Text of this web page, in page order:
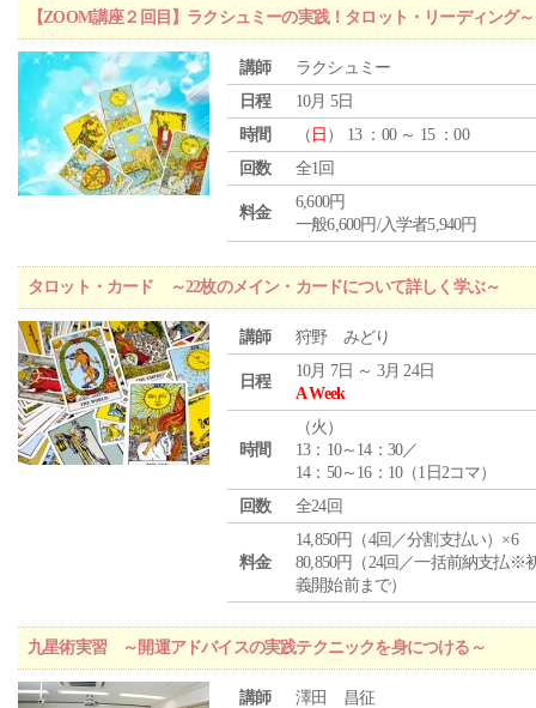
【ZOOM講座２回目】ラクシュミーの実践！タロット・リーディング
講師
ラクシュミー
日程
10月 5日
時間
（ 日 ） 13 ：00 ～ 15 ：00
回数
全1回
料金
6,600円
一般6,600円/入学者5,940円
タロット・カード ～22枚のメイン・カードについて詳しく学ぶ～
講師 狩野 みどり
日程
10月 7日 ～ 3月 24日
A Week
時間
（火 ）
13：10～14：30／
14：50～16：10（1日2コマ）
回数
全24回
料金
14,850円（4回／分割支払い）×6
80,850円（24回／一括前納支払※
義開始前まで）
九星術実習 ～開運アドバイスの実践テクニックを身につける～
講師 澤田 昌征